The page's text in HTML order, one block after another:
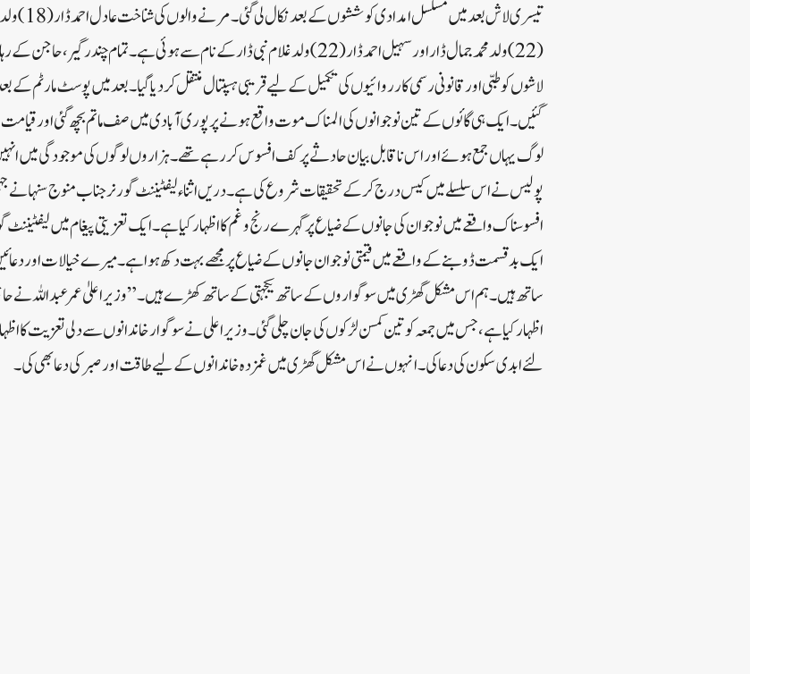
تیسری لاش بعد
(22) ولد محمد جمال ڈار اور سہیل احمد ڈار (22) ولد غلام نبی ڈار کے نام سے ہوئی ہے۔ تمام
لاشوں کو طبی اور قانونی رسمی کارروائیوں کی تکمیل کے لیے قریبی ہسپتال منتقل کر دیا گیا ۔ بعد میں پوسٹ مارٹم
گئیں۔ایک ہی گائوں کے تین نوجوانوں کی المناک موت واقع ہونے پر پوری آبادی میں صف ماتم بچھ گئی اور
لوگ یہاں جمع ہوئے اور اس ناقابل بیان حادثے پر کف افسوس کررہے تھے۔ہزاروں لوگوں کی موجودگی میں
پولیس نے اس سلسلے میں کیس درج کرکے تحقیقات شروع کی ہے۔دریں اثناء لیفٹیننٹ گورنر جناب منوج سنہا
افسوسناک واقعے میں نوجوان کی جانوں کے ضیاع پر گہرے رنج و غم کا اظہار کیا ہے۔ایک تعزیتی پیغام میں
ایک بدقسمت ڈوبنے کے واقعے میں قیمتی نوجوان جانوں کے ضیاع پر مجھے بہت دکھ ہوا ہے۔ میرے خیالات اور
ساتھ ہیں۔ ہم اس مشکل گھڑی میں سوگواروں کے ساتھ یکجہتی کے ساتھ کھڑے ہیں۔”وزیراعلیٰ عمر عبداللہ نے
اظہار کیا ہے، جس میں جمعہ کو تین کمسن لڑکوں کی جان چلی گئی۔وزیراعلی نے سوگوار خاندانوں سے دلی تعزیت کا
لئے ابدی سکون کی دعا کی۔انہوں نے اس مشکل گھڑی میں غمزدہ خاندانوں کے لیے طاقت اور صبر کی دعا بھی کی۔